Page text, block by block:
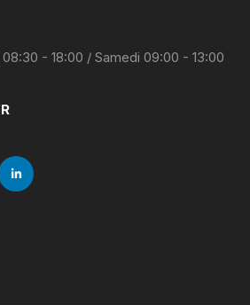
- 18:00 / Samedi 09:00 - 13:00